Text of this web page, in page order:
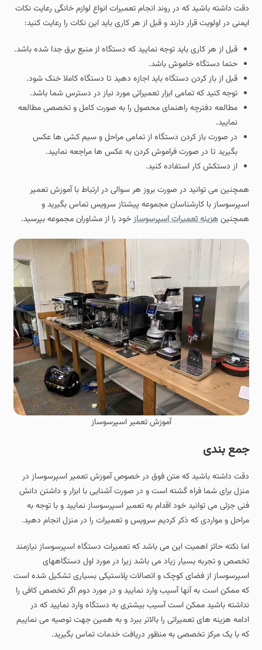
دقت داشته باشید که در روند انجام تعمیرات انواع لوازم خانگی رعایت نکات
ایمنی در اولویت قرار دارند و قبل از هر کاری باید این نکات را رعایت کنید:
قبل از هر کاری باید توجه نمایید که دستگاه از منبع برق جدا شده باشد.
حتما دستگاه خاموش باشد.
قبل از باز کردن دستگاه باید اجازه دهید تا دستگاه کاملا خنک شود.
توجه کنید که تمامی ابزار تعمیراتی مورد نیاز در دسترس شما باشد.
مطالعه دفترچه راهنمای محصول را به صورت کامل و تخصصی مطالعه
نمایید.
در صورت باز کردن دستگاه از تمامی مراحل و سیم کشی ها عکس
بگیرید تا در صورت فراموش کردن به عکس ها مراجعه نمایید.
از دستکش کار استفاده کنید.
همچنین می توانید در صورت بروز هر سوالی در ارتباط با آموزش تعمیر
اسپرسوساز با کارشناسان مجموعه پیشتاز سرویس تماس بگیرید و
همچنینهزینه تعمیرات اسپرسوسازخود را از مشاوران مجموعه بپرسید.
آموزش تعمیر اسپرسوساز
جمع‌ بندی
دقت داشته باشید که متن فوق در خصوص آموزش تعمیر اسپرسوساز در
منزل برای شما فراه گشته است و در صورت آشنایی با ابزار و داشتن دانش
فنی جزئی می توانید خود اقدام به تعمیر اسپرسوساز نمایید و با توجه به
مراحل و مواردی که ذکر کردیم سرویس و تعمیرات را در منزل انجام دهید.
اما نکته حائز اهمیت این می باشد که تعمیرات دستگاه اسپرسوساز نیازمند
تخصص و تجربه بسیار زیاد می باشد زیرا در مورد اول دستگاههای
اسپرسوساز از فضای کوچک و اتصالات پلاستیکی بسیاری تشکیل شده است
که ممکن است به آنها آسیب وارد نمایید و در مورد دوم اگر تخصص کافی را
نداشته باشید ممکن است آسیب بیشتری به دستگاه وارد نمایید که در
ادامه هزینه های تعمیراتی را بالاتر ببرد و به همین جهت توصیه می نماییم
که با یک مرکز تخصصی به منظور دریافت خدمات تماس بگیرید.